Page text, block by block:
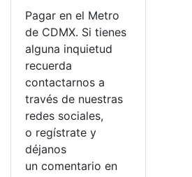
Pagar en el Metro
de CDMX. Si tienes
alguna inquietud
recuerda
contactarnos a
través de nuestras
redes sociales,
o regístrate y
déjanos
un comentario en